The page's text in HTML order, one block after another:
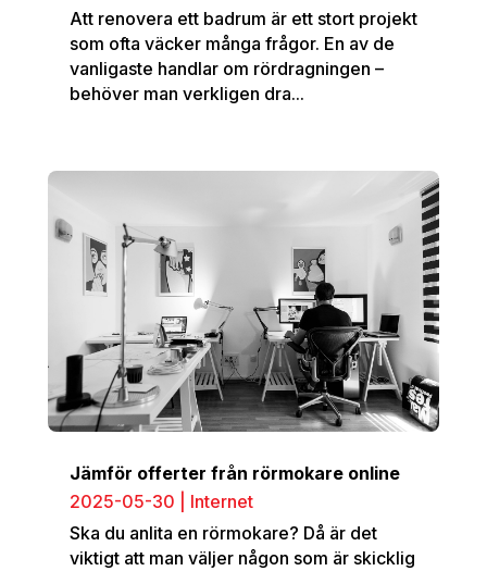
Att renovera ett badrum är ett stort projekt
som ofta väcker många frågor. En av de
vanligaste handlar om rördragningen –
behöver man verkligen dra...
Jämför offerter från rörmokare online
2025-05-30
Internet
Ska du anlita en rörmokare? Då är det
viktigt att man väljer någon som är skicklig